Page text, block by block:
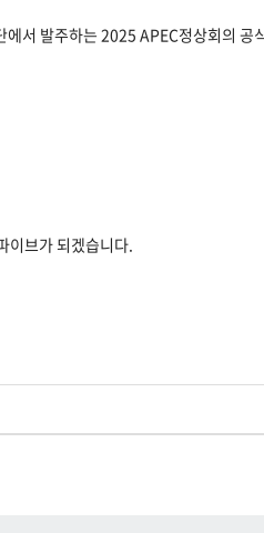
서 발주하는 2025 APEC정상회의 공
이브가 되겠습니다.